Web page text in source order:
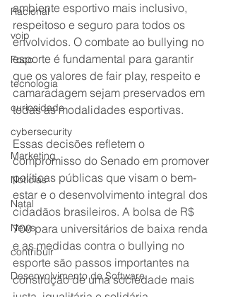
Racional
voip
Foco
tecnologia
curiosidade
cybersecurity
Marketing
Notícias
Natal
News
contribuir
Desenvolvimento de Software
ambiente esportivo mais inclusivo,
respeitoso e seguro para todos os
envolvidos. O combate ao bullying no
esporte é fundamental para garantir
que os valores de fair play, respeito e
camaradagem sejam preservados em
todas as modalidades esportivas.
Essas decisões refletem o
compromisso do Senado em promover
políticas públicas que visam o bem-
estar e o desenvolvimento integral dos
cidadãos brasileiros. A bolsa de R$
700 para universitários de baixa renda
e as medidas contra o bullying no
esporte são passos importantes na
construção de uma sociedade mais